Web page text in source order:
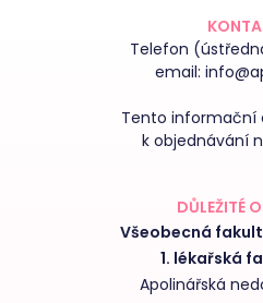
Telefon
email:
Tento informační
k objednávání
DŮLEŽITÉ
Všeobecná
1. lékařská
Apolinářská